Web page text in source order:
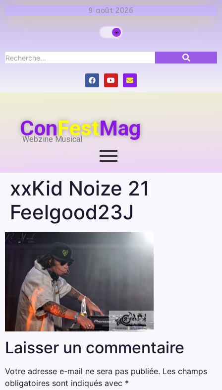
9 août 2026
ConFestMag
Webzine Musical
xxKid Noize 21
Feelgood23J
Laisser un commentaire
Votre adresse e-mail ne sera pas publiée. Les champs
obligatoires sont indiqués avec *